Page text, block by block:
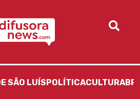
SÃO LUÍS POLÍTICACULTURA